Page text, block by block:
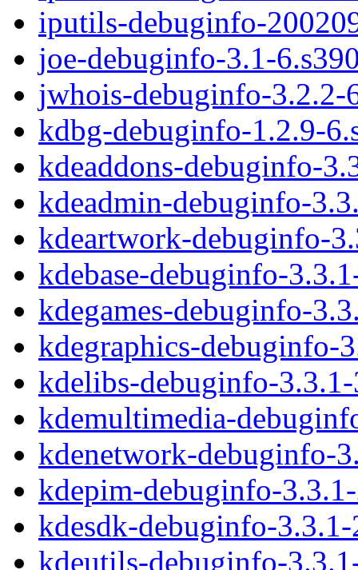
iputils-debuginfo-
joe-debuginfo-3.1-
jwhois-debuginfo-3.2.2-
kdbg-debuginfo-1.2.9-
kdeaddons-debuginfo-
kdeadmin-debuginfo-
kdeartwork-debuginfo-
kdebase-debuginfo-
kdegames-debuginfo-
kdegraphics-debuginfo-
kdelibs-debuginfo-
kdemultimedia-
kdenetwork-debuginfo-
kdepim-debuginfo-
kdesdk-debuginfo-
kdeutils-debuginfo-